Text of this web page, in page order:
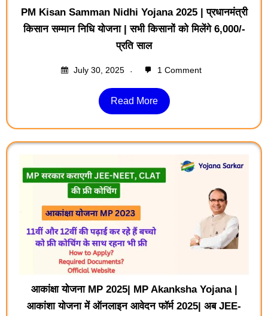
PM Kisan Samman Nidhi Yojana 2025 | प्रधानमंत्री
किसान सम्मान निधि योजना | सभी किसानों को मिलेंगे 6,000/-
प्रति साल
July 30, 2025 1 Comment
Read More
आकांक्षा योजना MP 2025| MP Akanksha Yojana |
आकांशा योजना में ऑनलाइन आवेदन फॉर्म 2025| अब JEE-